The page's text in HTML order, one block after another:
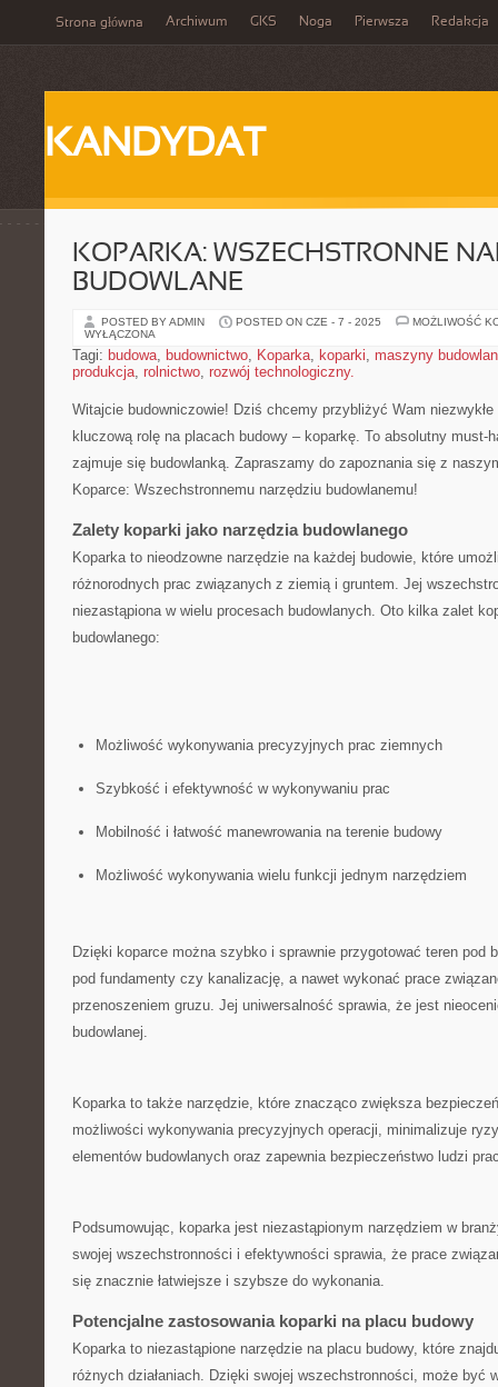
Strona główna Archiwum GKS Noga Pierwsza Redakcja
KANDYDAT
KOPARKA: WSZECHSTRONNE
BUDOWLANE
POSTED BY ADMIN POSTED ON CZE - 7 - 2025
MOŻLIWOŚĆ
WYŁĄCZONA
Tagi: budowa, budownictwo, Koparka, koparki, maszyny
produkcja, rolnictwo, rozwój technologiczny.
Witajcie budowniczowie! Dziś ⁣chcemy‍ przybliżyć ⁣Wam niezwykłe
kluczową‍ rolę ‍na placach budowy – koparkę. To ⁣absolutny must-
zajmuje się budowlanką. Zapraszamy do zapoznania się z
Koparce: Wszechstronnemu narzędziu budowlanemu!
Zalety koparki jako ⁢narzędzia budowlanego
Koparka to nieodzowne narzędzie na ‍każdej budowie, które⁣
różnorodnych prac związanych z ziemią i gruntem. Jej
niezastąpiona w wielu procesach budowlanych. ⁣Oto ‌kilka zalet
budowlanego:
Możliwość wykonywania precyzyjnych prac ziemnych
Szybkość i efektywność w ​wykonywaniu‌ prac
Mobilność i łatwość manewrowania na terenie budowy
Możliwość wykonywania wielu ​funkcji jednym narzędziem
Dzięki koparce można⁢ szybko i sprawnie przygotować teren pod
pod fundamenty czy kanalizację, a⁣ nawet wykonać prace
przenoszeniem​ gruzu. Jej uniwersalność sprawia, że jest‍
budowlanej.
Koparka to także narzędzie,‌ które znacząco⁤ zwiększa
możliwości wykonywania ‌precyzyjnych ​operacji, minimalizuje
elementów budowlanych oraz‍ zapewnia bezpieczeństwo ludzi
Podsumowując, koparka jest niezastąpionym narzędziem w⁤
swojej wszechstronności i efektywności ‌sprawia, że ⁣prace
się znacznie łatwiejsze i szybsze do wykonania.
Potencjalne zastosowania koparki na placu budowy
Koparka to⁤ niezastąpione narzędzie na placu budowy, ⁤które
różnych działaniach. Dzięki swojej wszechstronności, może być